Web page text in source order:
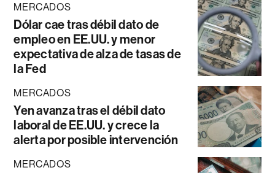
MERCADOS
Dólar cae tras débil dato de
empleo en EE.UU. y menor
expectativa de alza de tasas de
la Fed
MERCADOS
Yen avanza tras el débil dato
laboral de EE.UU. y crece la
alerta por posible intervención
MERCADOS